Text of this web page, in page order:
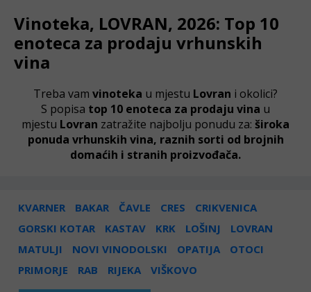
Vinoteka, LOVRAN, 2026: Top 10
enoteca za prodaju vrhunskih
vina
Treba vam vinoteka u mjestu Lovran i okolici?
S popisa top 10 enoteca za prodaju vina u
mjestu Lovran zatražite najbolju ponudu za: široka
ponuda vrhunskih vina, raznih sorti od brojnih
domaćih i stranih proizvođača.
KVARNER BAKAR ČAVLE CRES
CRIKVENICA
GORSKI KOTAR
KASTAV KRK LOŠINJ
LOVRAN
MATULJI
NOVI VINODOLSKI OPATIJA
OTOCI
PRIMORJE
RAB RIJEKA VIŠKOVO